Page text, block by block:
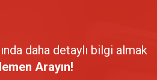
daha detaylı bilgi almak
Arayın!